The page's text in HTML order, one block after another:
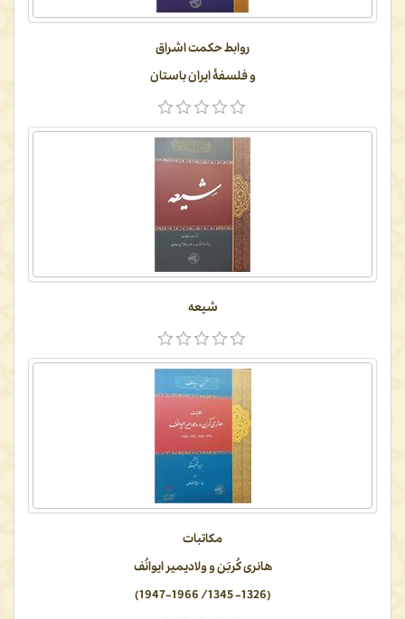
روابط حکمت اشراق
و فلسفۀ ایران باستان
شیعه
مکاتبات
هانری کُربَن و ولادیمیر ایوانُف
(1326- 1345/ 1947-1966)